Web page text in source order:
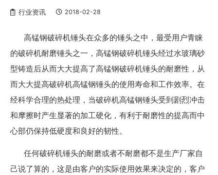
行业资讯 2018-02-28
高锰钢破碎机锤头在众多的锤头之中，最受用户青睐
的破碎机耐磨锤头之一，高锰钢破碎机锤头经过水玻璃砂
型铸造后从而大大提高了高锰钢破碎机锤头的耐磨性，从
而大大提高破碎机高锰钢锤头的使用寿命和工作效率。在
经科学合理的热处理，当破碎机高锰钢锤头受到剧烈冲击
和摩擦时产生显著的加工硬化，有利于耐磨性的提高而中
心部仍保持低硬度和良好的韧性。
任何破碎机锤头的耐磨或者不耐磨都不是生产厂家自
己说了算的，这是由客户的实际使用效果来决定的，客户